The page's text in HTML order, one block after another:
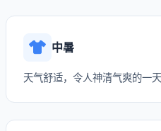
中暑
天气舒适，令人神清气爽的一